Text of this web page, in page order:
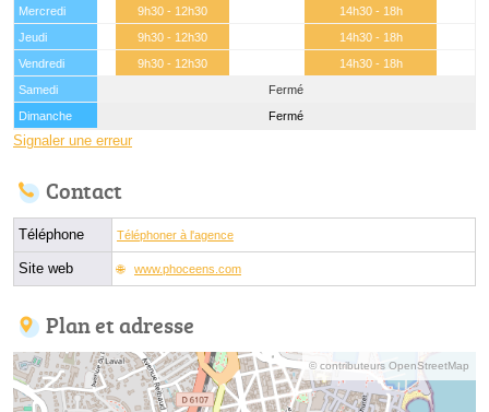
Mercredi
9h30 - 12h30
14h30 - 18h
Jeudi
9h30 - 12h30
14h30 - 18h
Vendredi
9h30 - 12h30
14h30 - 18h
Samedi
Fermé
Dimanche
Fermé
Signaler une erreur
Contact
Téléphone Téléphoner à l'agence
Site web www.phoceens.com
Plan et adresse
© contributeurs OpenStreetMap